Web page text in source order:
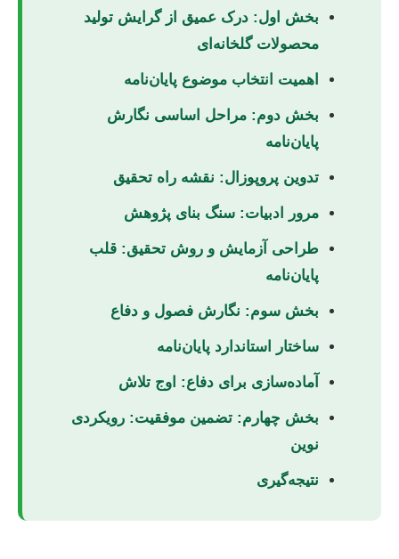
بخش اول: درک عمیق از گرایش تولید
محصولات گلخانه‌ای
اهمیت انتخاب موضوع پایان‌نامه
بخش دوم: مراحل اساسی نگارش
پایان‌نامه
تدوین پروپوزال: نقشه راه تحقیق
مرور ادبیات: سنگ بنای پژوهش
طراحی آزمایش و روش تحقیق: قلب
پایان‌نامه
بخش سوم: نگارش فصول و دفاع
ساختار استاندارد پایان‌نامه
آماده‌سازی برای دفاع: اوج تلاش
بخش چهارم: تضمین موفقیت: رویکردی
نوین
نتیجه‌گیری